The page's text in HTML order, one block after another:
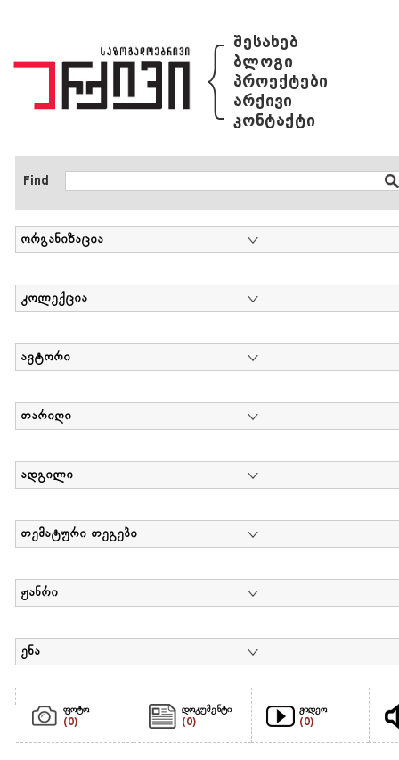
{ შესახებ
ბლოგი
პროექტები
არქივი
კონტაქტი
Find
ორგანიზაცია
კოლექცია
ავტორი
თარიღი
ადგილი
თემატური თეგები
ჟანრი
ენა
ფოტო
(0)
დოკუმენტი
(0)
ვიდეო
(0)